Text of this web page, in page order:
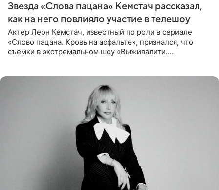
Звезда «Слова пацана» Кемстач рассказал,
как на него повлияло участие в телешоу
Актер Леон Кемстач, известный по роли в сериале
«Слово пацана. Кровь на асфальте», признался, что
съемки в экстремальном шоу «Выживалити.